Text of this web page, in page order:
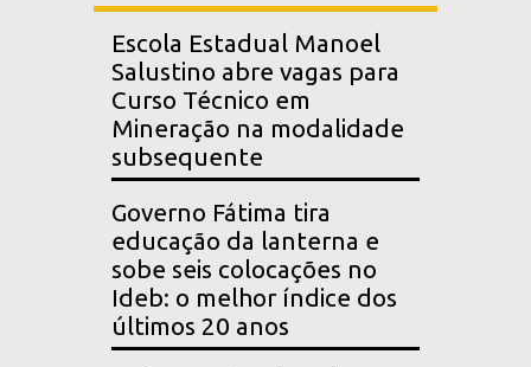
Escola Estadual Manoel
Salustino abre vagas para
Curso Técnico em
Mineração na modalidade
subsequente
Governo Fátima tira
educação da lanterna e
sobe seis colocações no
Ideb: o melhor índice dos
últimos 20 anos